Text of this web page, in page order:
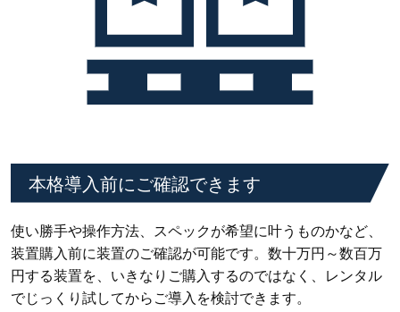
本格導入前にご確認できます
使い勝手や操作方法、スペックが希望に叶うものかなど、
装置購入前に装置のご確認が可能です。数十万円～数百万
円する装置を、いきなりご購入するのではなく、レンタル
でじっくり試してからご導入を検討できます。